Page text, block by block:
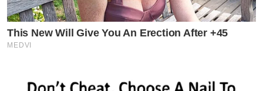
This New Will Give You An Erection After +45
MEDVI